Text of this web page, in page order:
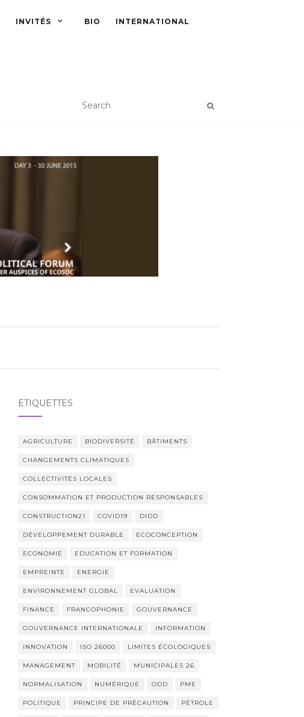
INVITÉS BIO INTERNATIONAL
ÉTIQUETTES
AGRICULTURE BIODIVERSITÉ BÂTIMENTS
CHANGEMENTS CLIMATIQUES
COLLECTIVITÉS LOCALES
CONSOMMATION ET PRODUCTION RESPONSABLES
CONSTRUCTION21 COVID19 DIDD
DÉVELOPPEMENT DURABLE ECOCONCEPTION
ECONOMIE EDUCATION ET FORMATION
EMPREINTE ENERGIE
ENVIRONNEMENT GLOBAL EVALUATION
FINANCE FRANCOPHONIE GOUVERNANCE
GOUVERNANCE INTERNATIONALE INFORMATION
INNOVATION ISO 26000 LIMITES ÉCOLOGIQUES
MANAGEMENT MOBILITÉ MUNICIPALES 26
NORMALISATION NUMÉRIQUE ODD PME
POLITIQUE PRINCIPE DE PRÉCAUTION PÉTROLE